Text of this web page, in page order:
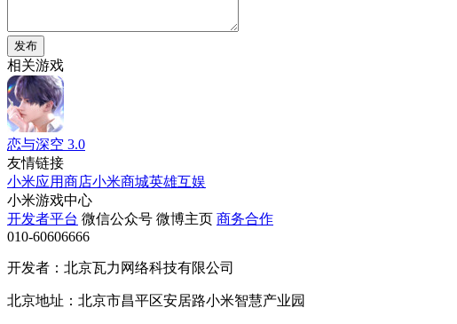
发布
相关游戏
恋与深空 3.0
友情链接
小米应用商店小米商城英雄互娱
小米游戏中心
开发者平台 微信公众号 微博主页 商务合作
010-60606666
开发者：北京瓦力网络科技有限公司
北京地址：北京市昌平区安居路小米智慧产业园